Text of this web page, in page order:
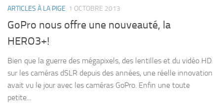
ARTICLES À LA PIGE 1 OCTOBRE 2013
GoPro nous offre une nouveauté, la
HERO3+!
Bien que la guerre des mégapixels, des lentilles et du vidéo HD
sur les caméras dSLR depuis des années, une réelle innovation
avait vu le jour avec les caméras GoPro. Enfin une toute
petite...